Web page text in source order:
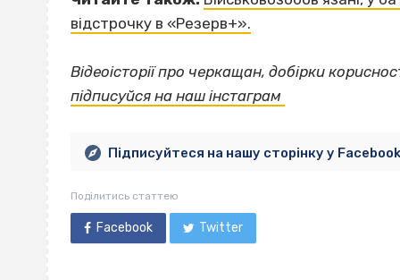
відстрочку в «Резерв+».
Відеоісторії про черкащан, добірки
підписуйся на наш інстаграм
Підписуйтеся на нашу сторінку у Facebook
Поділитись статтею
Facebook Twitter